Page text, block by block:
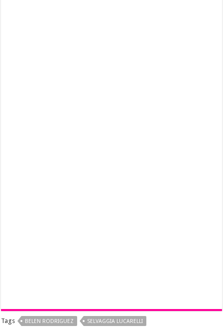
Tags BELEN RODRIGUEZ SELVAGGIA LUCARELLI